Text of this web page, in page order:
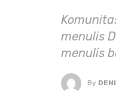
menulis
menulis
By DENI